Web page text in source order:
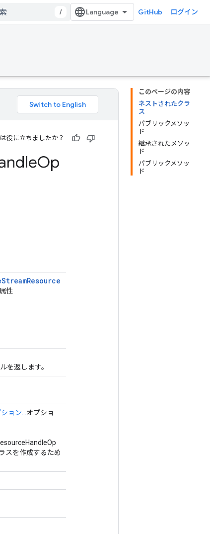
/ GitHub ログイン
このページの内容
ネストされたクラ
ス
パブリックメソッ
ド
継承されたメソッ
ド
パブリックメソッ
ド
役に立ちましたか？
Op
StreamResource
性
を返します。
ョン... オプショ
スを作成するため